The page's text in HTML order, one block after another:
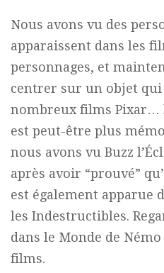
Nous avons vu des
apparaissent dans les
personnages, et
centrer sur un objet qui
nombreux films Pixar…
est peut-être plus
nous avons vu Buzz
après avoir “prouvé”
est également apparue
les Indestructibles.
dans le Monde de
films.